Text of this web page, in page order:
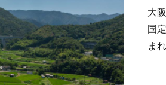
大
国
ま
ン
増